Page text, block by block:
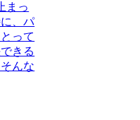
まっ
、パ
って
きる
んな